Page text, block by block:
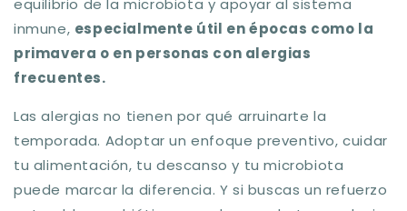
equilibrio de la microbiota y apoyar al sistema
inmune, especialmente útil en épocas como la
primavera o en personas con alergias
frecuentes.
Las alergias no tienen por qué arruinarte la
temporada. Adoptar un enfoque preventivo, cuidar
tu alimentación, tu descanso y tu microbiota
puede marcar la diferencia. Y si buscas un refuerzo